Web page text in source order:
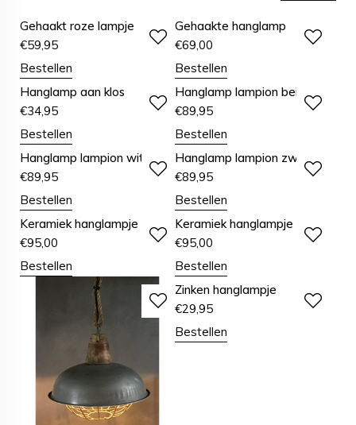
Gehaakt roze lampje
€59,95
Bestellen
Gehaakte hanglamp
€69,00
Bestellen
Hanglamp aan klos
€34,95
Bestellen
Hanglamp lampion beige
€89,95
Bestellen
Hanglamp lampion wit
€89,95
Bestellen
Hanglamp lampion zwart
€89,95
Bestellen
Keramiek hanglampje
€95,00
Bestellen
Keramiek hanglampje wit.
€95,00
Bestellen
Zinken hanglampje
€29,95
Bestellen